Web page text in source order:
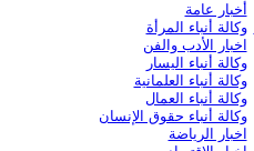
أخبار عامة
وكالة أنباء المرأة
اخبار الأدب والفن
وكالة أنباء اليسار
وكالة أنباء العلمانية
وكالة أنباء العمال
وكالة أنباء حقوق الإنسان
اخبار الرياضة